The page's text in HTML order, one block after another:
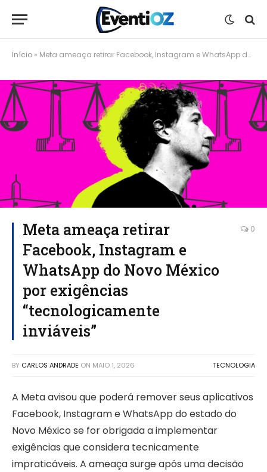
Início » Meta ameaça retirar Facebook, Instagram e WhatsApp do Novo México por exigências “tecnologicamente inviáveis”
Meta ameaça retirar
Facebook, Instagram e
WhatsApp do Novo México
por exigências
“tecnologicamente
inviáveis”
0
BY CARLOS ANDRADE ON MAIO 1, 2026 TECNOLOGIA
A Meta avisou que poderá remover seus aplicativos
Facebook, Instagram e WhatsApp do estado do
Novo México se for obrigada a implementar
exigências que considera tecnicamente
impraticáveis. A ameaça surge após uma decisão